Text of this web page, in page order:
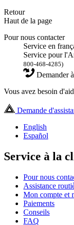
Retour
Haut de la page
Pour nous contacter
Service en
Service pour
800-468-4285)
Demander
Vous avez besoin
Demande
English
Español
Service à la
Pour nous
Assistance
Mon compte et
Paiements
Conseils
FAQ